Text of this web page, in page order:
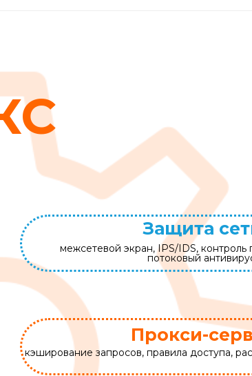
Защита
Прокси-
межсетевой экран, IPS/IDS,
потоковый
кэширование запросов, правила доступа,